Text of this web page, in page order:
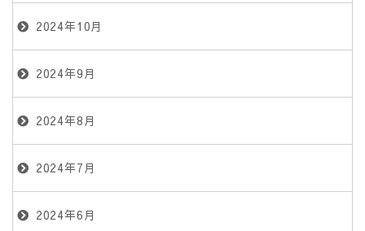
2024年10月
2024年9月
2024年8月
2024年7月
2024年6月